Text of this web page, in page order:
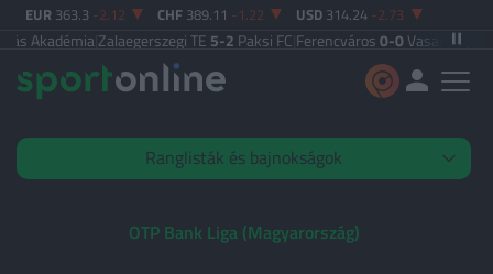
EUR 363.3 -2.12 CHF 389.11 -1.22 USD 314.24 -2.73
Akadémia|Zalaegerszegi TE5-2Paksi FC| Ferencváros0-0Vasas FC Győri
Ranglisták és bajnokságok
OTP Bank Liga (Magyarország)